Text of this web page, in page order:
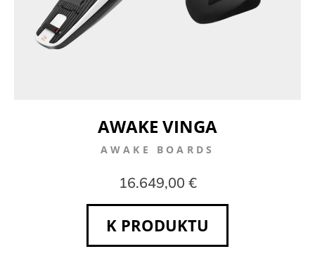
AWAKE VINGA
AWAKE BOARDS
16.649,00 €
K PRODUKTU